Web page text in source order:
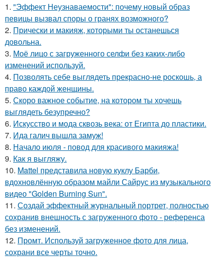
1. "Эффект Неузнаваемости": почему новый образ
певицы вызвал споры о гранях возможного?
2. Прически и макияж, которыми ты останешься
довольна.
3. Моё лицо с загруженного селфи без каких-либо
изменений используй.
4. Позволять себе выглядеть прекрасно-не роскошь, а
право каждой женщины.
5. Скоро важное событие, на котором ты хочешь
выглядеть безупречно?
6. Искусство и мода сквозь века: от Египта до пластики.
7. Ида галич вышла замуж!
8. Начало июля - повод для красивого макияжа!
9. Как я выгляжу.
10. Mattel представила новую куклу Барби,
вдохновлённую образом майли Сайрус из музыкального
видео "Golden Burning Sun".
11. Создай эффектный журнальный портрет, полностью
сохранив внешность с загруженного фото - референса
без изменений.
12. Промт. Используй загруженное фото для лица,
сохрани все черты точно.